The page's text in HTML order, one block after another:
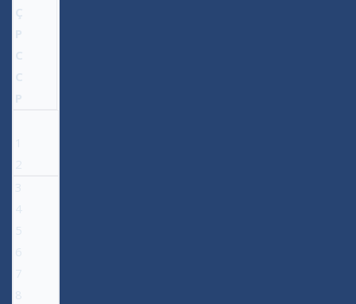
Ç
P
C
C
P
1
2
3
4
5
6
7
8